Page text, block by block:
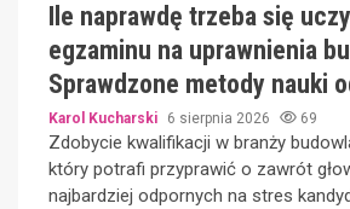
Ile naprawdę trzeba się
egzaminu na uprawnienia
Sprawdzone metody nauki
Karol Kucharski 6 sierpnia 2026 69
Zdobycie kwalifikacji w branży
który potrafi przyprawić o zawrót
najbardziej odpornych na stres